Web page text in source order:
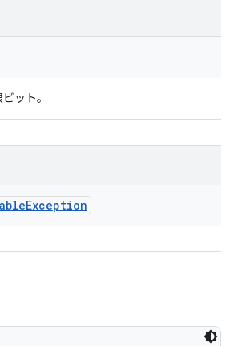
ット。
Exception